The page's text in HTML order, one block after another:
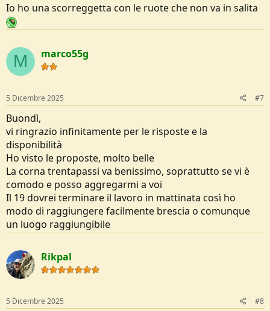
Io ho una scorreggetta con le ruote che non va in salita
M marco55g
5 Dicembre 2025 #7
Buondì,
vi ringrazio infinitamente per le risposte e la
disponibilità
Ho visto le proposte, molto belle
La corna trentapassi va benissimo, soprattutto se vi è
comodo e posso aggregarmi a voi
Il 19 dovrei terminare il lavoro in mattinata così ho
modo di raggiungere facilmente brescia o comunque
un luogo raggiungibile
Rikpal
5 Dicembre 2025 #8